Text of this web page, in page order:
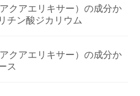
クアエリキサー）の成分か
チン酸ジカリウム
クアエリキサー）の成分か
ス